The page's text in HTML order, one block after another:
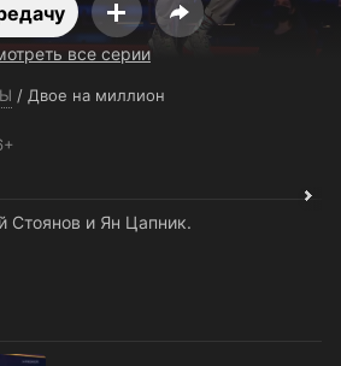
все серии
/ Двое на миллион
Стоянов и Ян Цапник.